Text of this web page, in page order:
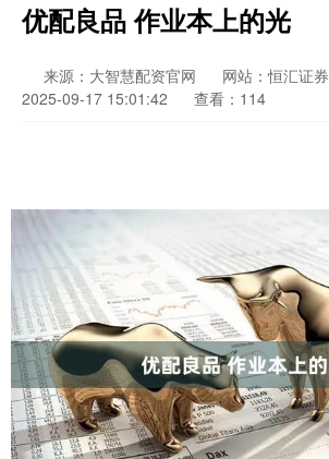
优配良品 作业本上的光
来源：大智慧配资官网 网站：恒汇证
2025-09-17 15:01:42
查看：114